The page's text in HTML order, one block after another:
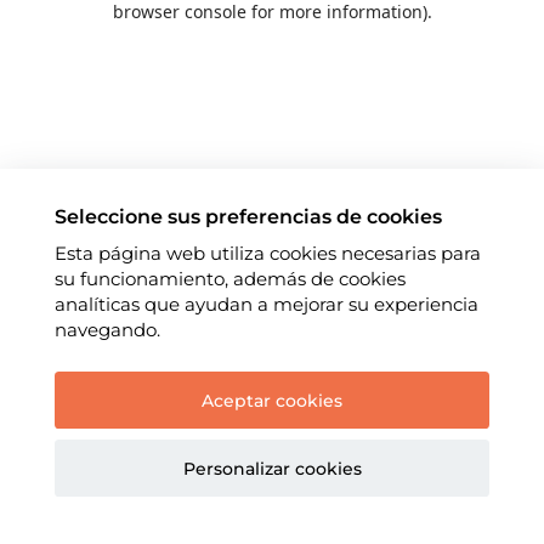
browser console for more information).
Seleccione sus preferencias de cookies
Esta página web utiliza cookies necesarias para
su funcionamiento, además de cookies
analíticas que ayudan a mejorar su experiencia
navegando.
Aceptar cookies
Personalizar cookies